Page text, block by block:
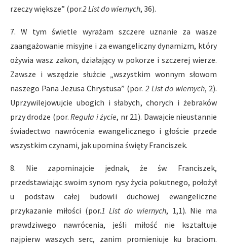
rzeczy większe” (por.2 List do wiernych, 36).
7. W tym świetle wyrażam szczere uznanie za wasze
zaangażowanie misyjne i za ewangeliczny dynamizm, który
ożywia wasz zakon, działający w pokorze i szczerej wierze.
Zawsze i wszędzie służcie „wszystkim wonnym słowom
naszego Pana Jezusa Chrystusa” (por. 2 List do wiernych, 2).
Uprzywilejowujcie ubogich i słabych, chorych i żebraków
przy drodze (por.Reguła i życie, nr 21). Dawajcie nieustannie
świadectwo nawrócenia ewangelicznego i głoście przede
wszystkim czynami, jak upomina święty Franciszek.
8. Nie zapominajcie jednak, że św. Franciszek,
przedstawiając swoim synom rysy życia pokutnego, położył
u podstaw całej budowli duchowej ewangeliczne
przykazanie miłości (por.1 List do wiernych, 1,1). Nie ma
prawdziwego nawrócenia, jeśli miłość nie kształtuje
najpierw waszych serc, zanim promieniuje ku braciom.